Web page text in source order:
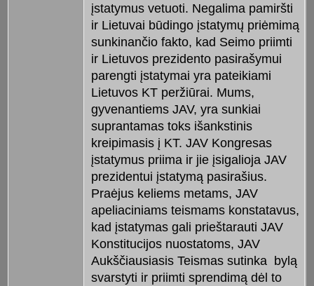
įstatymus vetuoti. Negalima pamiršti
ir Lietuvai būdingo įstatymų priėmimą
sunkinančio fakto, kad Seimo priimti
ir Lietuvos prezidento pasirašymui
parengti įstatymai yra pateikiami
Lietuvos KT peržiūrai. Mums,
gyvenantiems JAV, yra sunkiai
suprantamas toks išankstinis
kreipimasis į KT. JAV Kongresas
įstatymus priima ir jie įsigalioja JAV
prezidentui įstatymą pasirašius.
Praėjus keliems metams, JAV
apeliaciniams teismams konstatavus,
kad įstatymas gali prieštarauti JAV
Konstitucijos nuostatoms, JAV
Aukščiausiasis Teismas sutinka bylą
svarstyti ir priimti sprendimą dėl to